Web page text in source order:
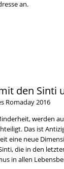
an.
den Sinti
Romaday 2016
werden
Das ist
eine neue
die in den
in allen